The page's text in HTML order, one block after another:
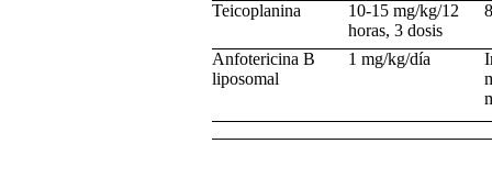
Teicoplanina
10-15 mg/kg/12
horas, 3 dosis
Anfotericina B
liposomal
1 mg/kg/día